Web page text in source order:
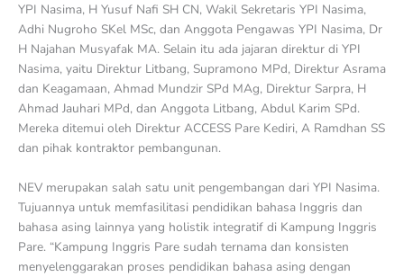
YPI Nasima, H Yusuf Nafi SH CN, Wakil Sekretaris YPI Nasima,
Adhi Nugroho SKel MSc, dan Anggota Pengawas YPI Nasima, Dr
H Najahan Musyafak MA. Selain itu ada jajaran direktur di YPI
Nasima, yaitu Direktur Litbang, Supramono MPd, Direktur Asrama
dan Keagamaan, Ahmad Mundzir SPd MAg, Direktur Sarpra, H
Ahmad Jauhari MPd, dan Anggota Litbang, Abdul Karim SPd.
Mereka ditemui oleh Direktur ACCESS Pare Kediri, A Ramdhan SS
dan pihak kontraktor pembangunan.
NEV merupakan salah satu unit pengembangan dari YPI Nasima.
Tujuannya untuk memfasilitasi pendidikan bahasa Inggris dan
bahasa asing lainnya yang holistik integratif di Kampung Inggris
Pare. “Kampung Inggris Pare sudah ternama dan konsisten
menyelenggarakan proses pendidikan bahasa asing dengan